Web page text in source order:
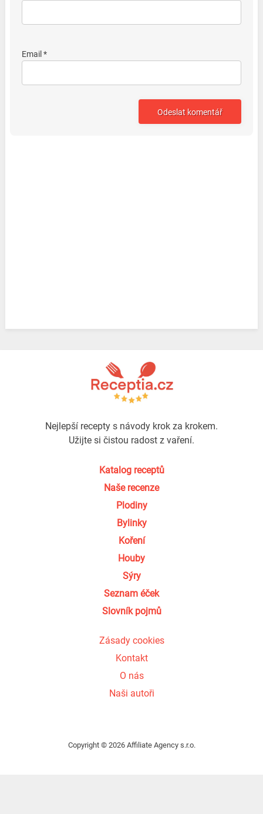
Email *
Nejlepší recepty s návody krok za krokem.
Užijte si čistou radost z vaření.
Katalog receptů
Naše recenze
Plodiny
Bylinky
Koření
Houby
Sýry
Seznam éček
Slovník pojmů
Zásady cookies
Kontakt
O nás
Naši autoři
Copyright © 2026 Affiliate Agency s.r.o.